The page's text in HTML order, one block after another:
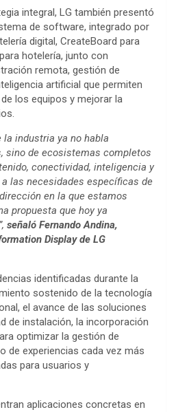
integral, LG también presentó
de software, integrado por
digital, CreateBoard para
hotelería, junto con
remota, gestión de
artificial que permiten
los equipos y mejorar la
la industria ya no habla
sino de ecosistemas completos
conectividad, inteligencia y
las necesidades específicas de
en la que estamos
propuesta que hoy ya
señaló Fernando Andina,
Display de LG
identificadas durante la
sostenido de la tecnología
el avance de las soluciones
de instalación, la incorporación
optimizar la gestión de
de experiencias cada vez más
para usuarios y
aplicaciones concretas en